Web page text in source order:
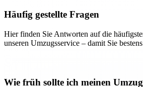
Häufig gestellte Fragen
Hier finden Sie Antworten auf die
unseren Umzugsservice – damit Sie
Wie früh sollte ich meinen